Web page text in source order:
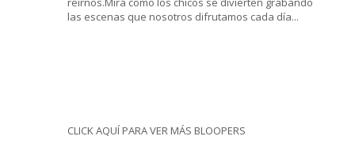
las escenas que nosotros difrutamos cada día...
CLICK AQUÍ PARA VER MÁS BLOOPERS